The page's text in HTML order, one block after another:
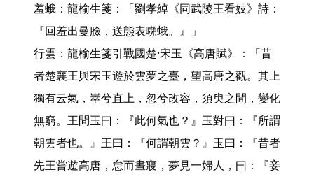
羞蛾：龍榆生箋：「劉孝綽《同武陵王看妓》詩：
『回羞出曼臉，送態表嚬蛾。』」
行雲：龍榆生箋引戰國楚·宋玉《高唐賦》：「昔
者楚襄王與宋玉遊於雲夢之臺，望高唐之觀。其上
獨有云氣，崒兮直上，忽兮改容，須臾之間，變化
無窮。王問玉曰：『此何氣也？』玉對曰：『所謂
朝雲者也。』王曰：『何謂朝雲？』玉曰：『昔者
先王嘗遊高唐，怠而晝寢，夢見一婦人，曰：『妾